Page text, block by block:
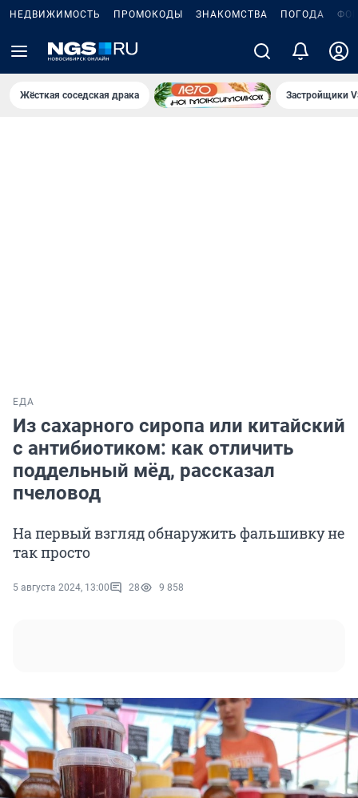
НЕДВИЖИМОСТЬ ПРОМОКОДЫ ЗНАКОМСТВА ПОГОДА
Жёсткая соседская драка Застройщики
ЕДА
Из сахарного сиропа или китайский
с антибиотиком: как отличить
поддельный мёд, рассказал
пчеловод
На первый взгляд обнаружить фальшивку не
так просто
5 августа 2024, 13:00 28 9 858